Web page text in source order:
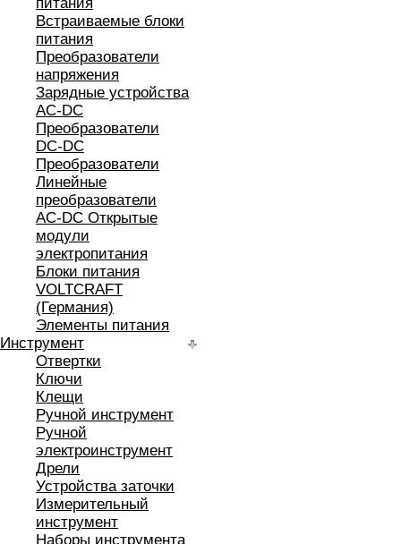
Встраиваемые блоки
питания
Преобразователи
напряжения
Зарядные устройства
AC-DC
Преобразователи
DC-DC
Преобразователи
Линейные
преобразователи
AC-DC Открытые
модули
электропитания
Блоки питания
VOLTCRAFT
(Германия)
Элементы питания
Инструмент
Отвертки
Ключи
Клещи
Ручной инструмент
Ручной
электроинструмент
Дрели
Устройства заточки
Измерительный
инструмент
Наборы инструмента